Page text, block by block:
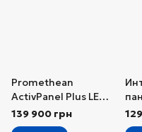
Promethean
ActivPanel Plus LE
86"
139 900 грн